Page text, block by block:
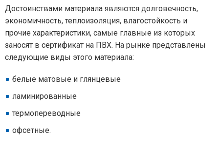
Достоинствами материала являются долговечность,
экономичность, теплоизоляция, влагостойкость и
прочие характеристики, самые главные из которых
заносят в сертификат на ПВХ. На рынке представлены
следующие виды этого материала:
белые матовые и глянцевые
ламинированные
термопереводные
офсетные.